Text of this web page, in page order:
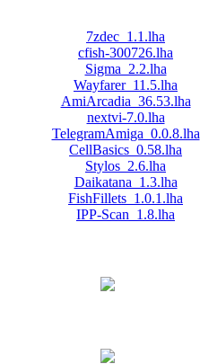
7zdec_1.1.lha
cfish-300726.lha
Sigma_2.2.lha
Wayfarer_11.5.lha
AmiArcadia_36.53.lha
nextvi-7.0.lha
TelegramAmiga_0.0.8.lha
CellBasics_0.58.lha
Stylos_2.6.lha
Daikatana_1.3.lha
FishFillets_1.0.1.lha
IPP-Scan_1.8.lha